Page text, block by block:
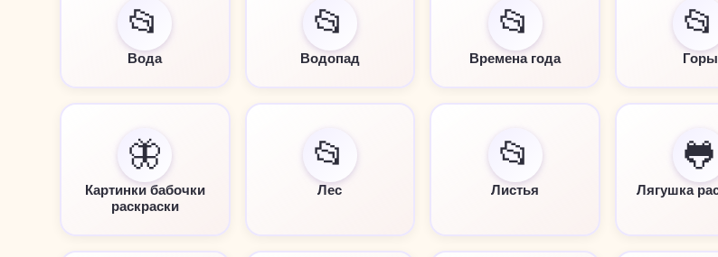
📂
Вода
📂
Водопад
📂
Времена года
📂
Горы
🦋
Картинки бабочки
раскраски
📂
Лес
📂
Листья
🐸
Лягушка